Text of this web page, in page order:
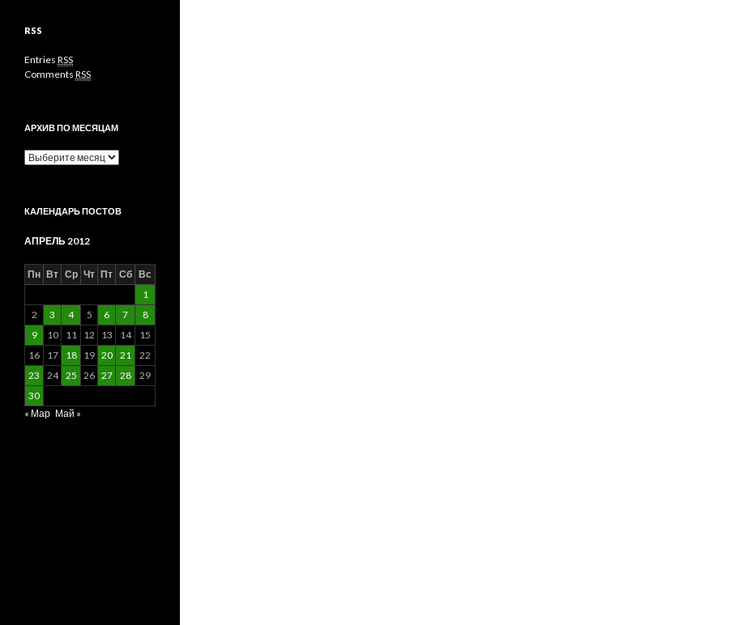
RSS
Entries RSS
Comments RSS
АРХИВ ПО МЕСЯЦАМ
Архив
КАЛЕНДАРЬ ПОСТОВ
АПРЕЛЬ 2012
Пн Вт Ср Чт Пт Сб Вс
1
2
3 4 5 6 7
8
9
10 11 12 13 14
15
16
17 18 19 20 21
22
23
24 25 26 27 28
29
30
« Мар Май »